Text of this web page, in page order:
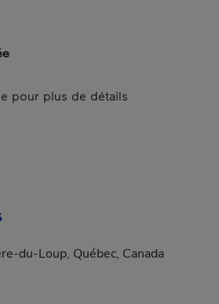
pour plus de détails
du-Loup, Québec, Canada